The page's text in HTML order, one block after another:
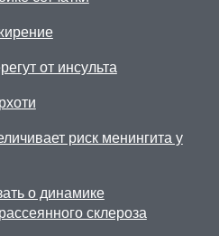
от инсульта
риск менингита у
о динамике
склероза